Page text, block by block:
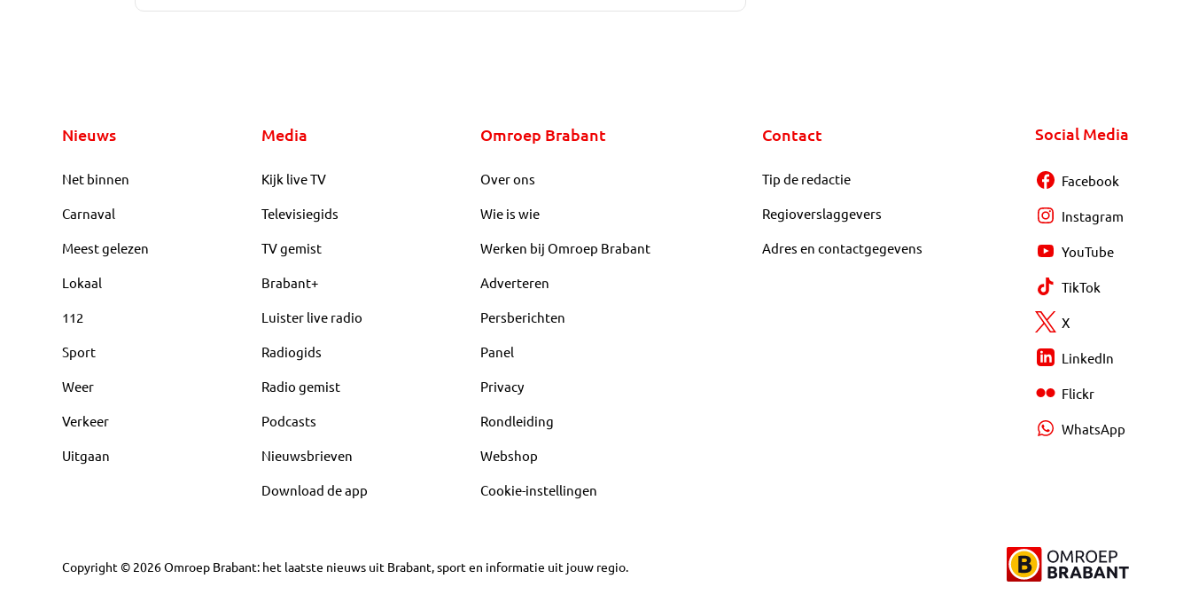
Nieuws
Net binnen
Carnaval
Meest gelezen
Lokaal
112
Sport
Weer
Verkeer
Uitgaan
Media
Kijk live TV
Televisiegids
TV gemist
Brabant+
Luister live radio
Radiogids
Radio gemist
Podcasts
Nieuwsbrieven
Download de app
Omroep Brabant
Over ons
Wie is wie
Werken bij Omroep Brabant
Adverteren
Persberichten
Panel
Privacy
Rondleiding
Webshop
Cookie-instellingen
Contact
Tip de redactie
Regioverslaggevers
Adres en contactgegevens
Social Media
Facebook
Instagram
YouTube
TikTok
X
LinkedIn
Flickr
WhatsApp
Copyright © 2026Omroep Brabant: het laatste nieuws uit Brabant, sport en informatie uit jouw regio.